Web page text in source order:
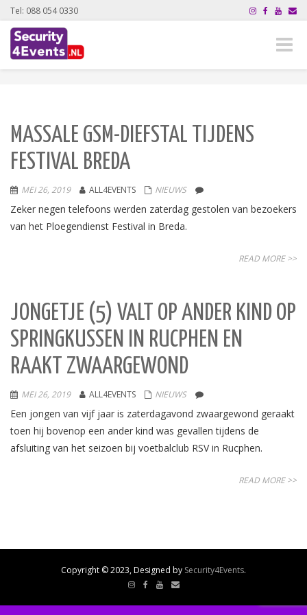
Tel: 088 054 0330
Toggle
MASSALE GSM-DIEFSTAL TIJDENS
FESTIVAL BREDA
MEI 26, 2019 ALL4EVENTS NIEUWS
Zeker negen telefoons werden zaterdag gestolen van bezoekers
van het Ploegendienst Festival in Breda.
READ MORE >>
JONGETJE (5) VALT OP ANDER KIND OP
SPRINGKUSSEN IN RUCPHEN EN
RAAKT ZWAARGEWOND
MEI 26, 2019 ALL4EVENTS NIEUWS
Een jongen van vijf jaar is zaterdagavond zwaargewond geraakt
toen hij bovenop een ander kind was gevallen tijdens de
afsluiting van het seizoen bij voetbalclub RSV in Rucphen.
READ MORE >>
Copyright © 2023, Designed by Security4Events.